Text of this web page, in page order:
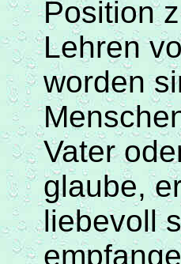
Position
Lehren
worden
Vater
glaube,
liebevoll